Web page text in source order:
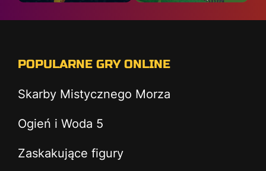
POPULARNE GRY ONLINE
Skarby Mistycznego Morza
Ogień i Woda 5
Zaskakujące figury